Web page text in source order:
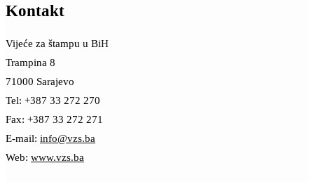
Kontakt
Vijeće za štampu u BiH
Trampina 8
71000 Sarajevo
Tel: +387 33 272 270
Fax: +387 33 272 271
E-mail: info@vzs.ba
Web: www.vzs.ba